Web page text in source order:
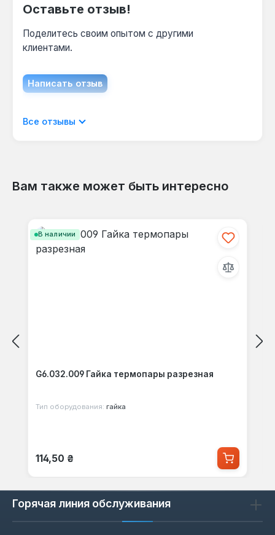
Оставьте отзыв!
Поделитесь своим опытом с другими
клиентами.
Написать отзыв
Отображать отзывы только на текущем
Все отзывы
Вам также может быть интересно
В наличии
G6.032.009 Гайка термопары разрезная
Тип оборудования: гайка
Обычная цена:
114,50 ₴
Горячая линия обслуживания